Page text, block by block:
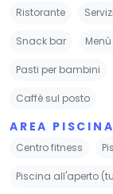
Ristorante
Snack bar
Pasti per bambini
Caffè sul posto
AREA
Centro fitness
Piscina all'aperto